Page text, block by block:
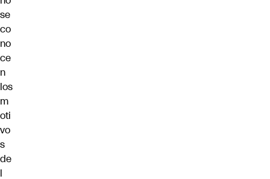
se
co
no
ce
n
los
m
oti
vo
s
de
l